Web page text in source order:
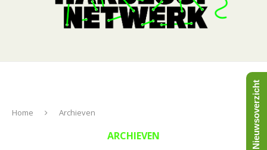
Home Archieven
ARCHIEVEN Nieuwsoverzicht